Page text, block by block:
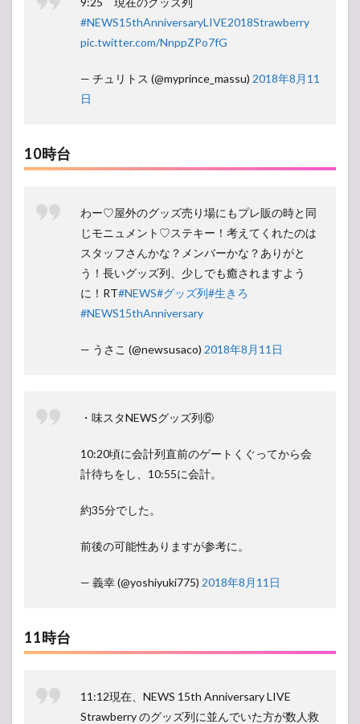
#NEWS15thAnniversaryLIVE2018Strawberry
pic.twitter.com/NnppZPo7fG
— チュリトス (@myprince_massu) 2018年8月11
日
10時台
わー♡屋外のグッズ売り場にもプレ販の時と同
じモニュメント♡ステキー！考えてくれたのは
スタッフさんかな？メンバーかな？ありがと
う！長いグッズ列、少しでも癒されますよう
に！RT#NEWS#グッズ列#生きろ
#NEWS15thAnniversary
— うさこ (@newsusaco) 2018年8月11日
・味スタNEWSグッズ列⑥
10:20頃に会計列直前のゲートくぐってから会
計待ちをし、10:55に会計。
約35分でした。
前後の可能性ありますが参考に。
— 義幸 (@yoshiyuki775) 2018年8月11日
11時台
11:12現在、NEWS 15th Anniversary LIVE
Strawberry のグッズ列に並んでいた方が数人救